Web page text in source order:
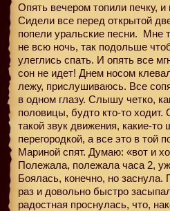
Опять вечером топили печку,
Сидели все перед открытой
попели уральские песни. Мне
не всю ночь, так подольше
улеглись спать. И опять все
сон не идет! Днем носом
лежу, прислушиваюсь. Все
в одном глазу. Слышу четко,
половицы, будто кто-то
такой звук движения, какие-то
перегородкой, а все это в той
Мариной спят. Думаю: «вот и
Полежала, полежала часа 2,
Боялась, конечно, но
раз и довольно быстро
радостная проснулась, что,